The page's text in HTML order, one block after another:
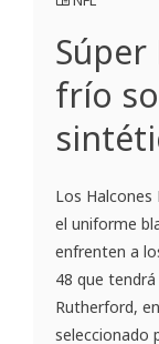
frío
Los
el uniforme
enfrenten a
48 que
Rutherford,
seleccionado